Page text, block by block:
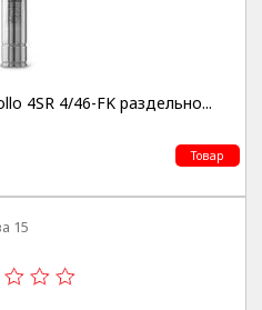
4SR 4/46-FK раздельно...
Товар
15